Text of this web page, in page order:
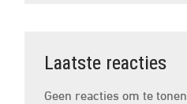
Laatste reacties
Geen reacties om te tonen.